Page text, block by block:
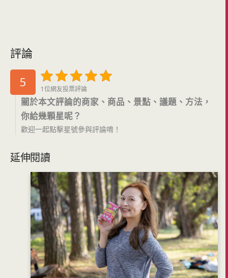
評論
5 1位網友投票評論
關於本文評論的商家、商品、景點、議題、方法，
你給幾顆星呢？
歡迎一起點擊星號參與評論唷！
延伸閱讀